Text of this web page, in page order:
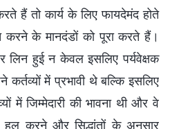
हैं तो कार्य के लिए फायदेमंद होते
करने के मानदंडों को पूरा करते हैं।
हुई न केवल इसलिए पर्यवेक्षक
में प्रभावी थे बल्कि इसलिए
में जिम्मेदारी की भावना थी और वे
करने और सिद्धांतों के अनुसार